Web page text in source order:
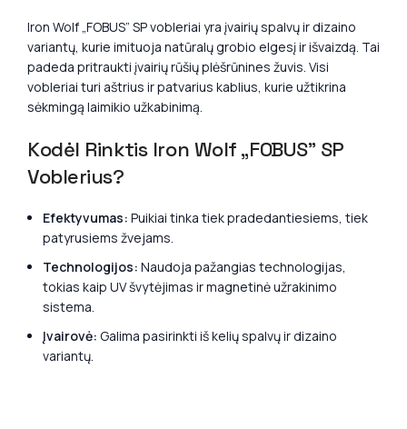
Iron Wolf „FOBUS” SP vobleriai yra įvairių spalvų ir dizaino
variantų, kurie imituoja natūralų grobio elgesį ir išvaizdą. Tai
padeda pritraukti įvairių rūšių plėšrūnines žuvis. Visi
vobleriai turi aštrius ir patvarius kablius, kurie užtikrina
sėkmingą laimikio užkabinimą.
Kodėl Rinktis Iron Wolf „FOBUS” SP
Voblerius?
Efektyvumas: Puikiai tinka tiek pradedantiesiems, tiek
patyrusiems žvejams.
Technologijos: Naudoja pažangias technologijas,
tokias kaip UV švytėjimas ir magnetinė užrakinimo
sistema.
Įvairovė: Galima pasirinkti iš kelių spalvų ir dizaino
variantų.